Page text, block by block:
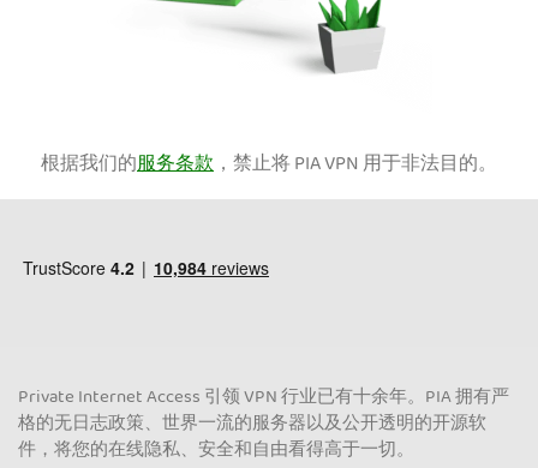
根据我们的服务条款 ，禁止将 PIA VPN 用于非法目的。
Private Internet Access 引领 VPN 行业已有十余年。PIA 拥有严
格的无日志政策、世界一流的服务器以及公开透明的开源软
件，将您的在线隐私、安全和自由看得高于一切。